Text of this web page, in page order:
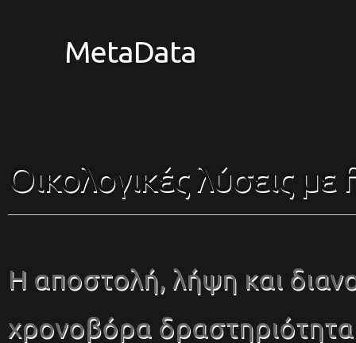
MetaData
Οικολογικές λύσεις
Η αποστολή, λήψη και
χρονοβόρα δραστηριότητα